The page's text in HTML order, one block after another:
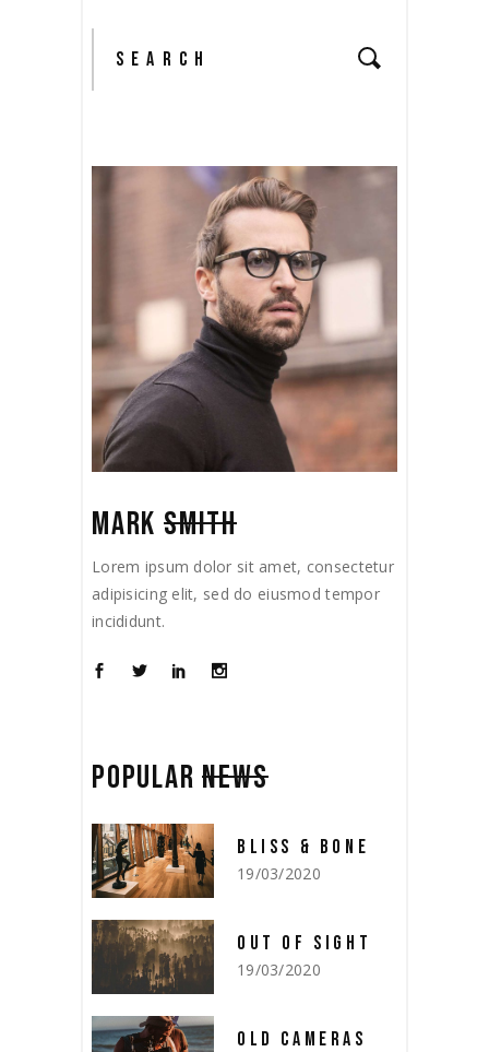
MARK SMITH
Lorem ipsum dolor sit amet, consectetur
adipisicing elit, sed do eiusmod tempor
incididunt.
POPULARNEWS
BLISS & BONE
19/03/2020
OUT OF SIGHT
19/03/2020
OLD CAMERAS